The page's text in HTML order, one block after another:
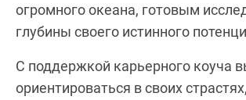
огромного океана, готовым
глубины своего истинного
С поддержкой карьерного коуча
ориентироваться в своих